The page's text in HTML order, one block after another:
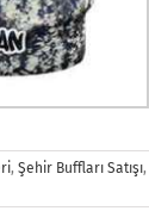
, Şehir Buffları Satışı,